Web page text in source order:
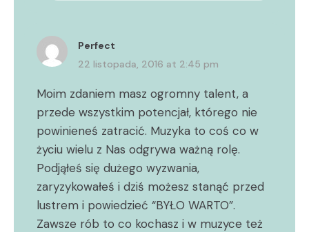
Perfect
22 listopada, 2016 at 2:45 pm
Moim zdaniem masz ogromny talent, a
przede wszystkim potencjał, którego nie
powinieneś zatracić. Muzyka to coś co w
życiu wielu z Nas odgrywa ważną rolę.
Podjąłeś się dużego wyzwania,
zaryzykowałeś i dziś możesz stanąć przed
lustrem i powiedzieć “BYŁO WARTO”.
Zawsze rób to co kochasz i w muzyce też